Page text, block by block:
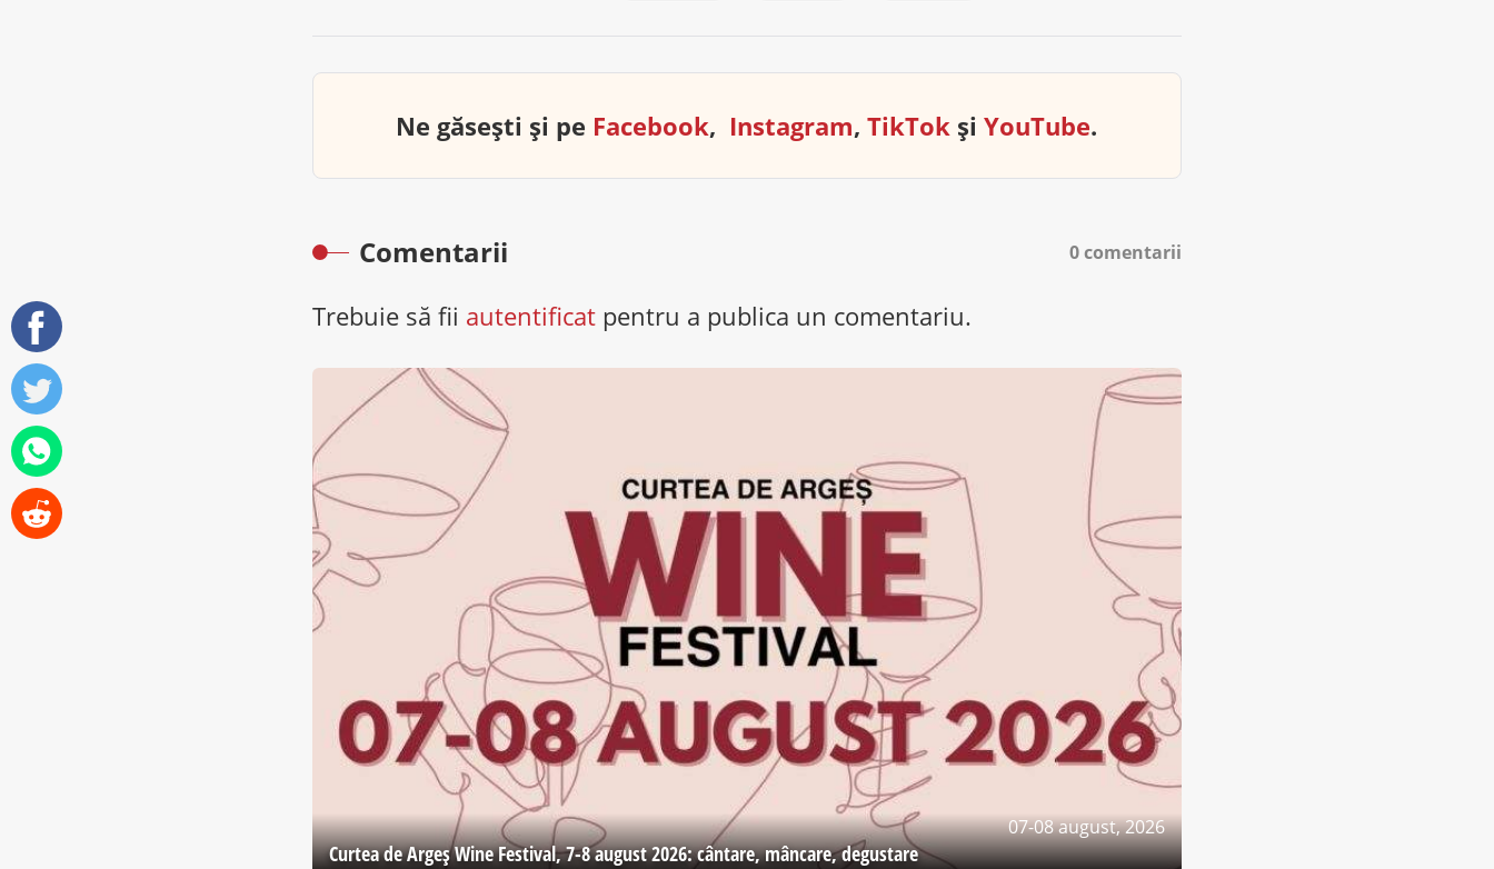
Ne găsești și pe Facebook, Instagram,TikTok șiYouTube.
Comentarii 0 comentarii
Trebuie să fii autentificatpentru a publica un comentariu.
07-08 august, 2026
Curtea de Argeş Wine Festival, 7-8 august 2026: cântare, mâncare, degustare